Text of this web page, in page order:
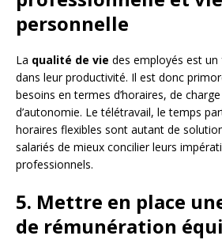
personnelle
La qualité de vie des employés est
dans leur productivité. Il est donc
besoins en termes d’horaires, de
d’autonomie. Le télétravail, le temps
horaires flexibles sont autant de
salariés de mieux concilier leurs
professionnels.
5. Mettre en place
de rémunération